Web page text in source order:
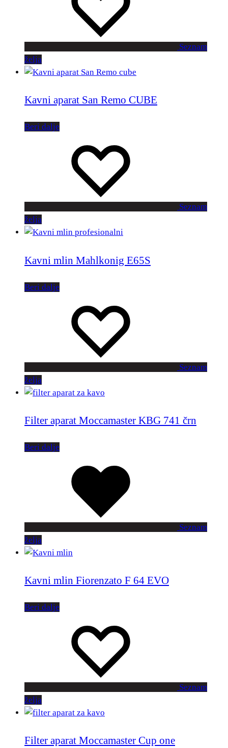
Seznam
želja
Kavni aparat San Remo CUBE
Beri dalje
Seznam
želja
Kavni mlin Mahlkonig E65S
Beri dalje
Seznam
želja
Filter aparat Moccamaster KBG 741 črn
Beri dalje
Seznam
želja
Kavni mlin Fiorenzato F 64 EVO
Beri dalje
Seznam
želja
Filter aparat Moccamaster Cup one